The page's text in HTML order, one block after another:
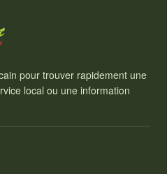
pour trouver rapidement une
local ou une information